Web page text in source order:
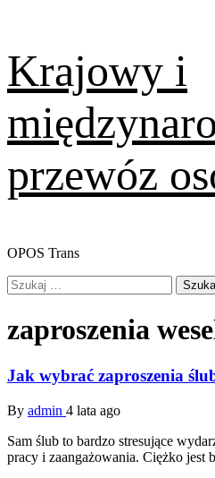
content
Krajowy i
przewóz
OPOS Trans
Primary
Menu
Szukaj:
zaproszenia
Jak wybrać zaproszenia
By admin 4 lata ago
Sam ślub to bardzo stresujące
pracy i zaangażowania. Ciężko jest